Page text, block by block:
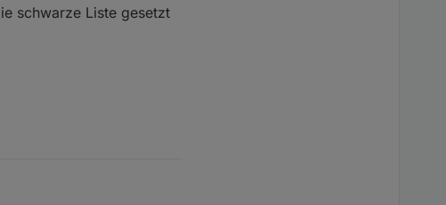
schwarze Liste gesetzt